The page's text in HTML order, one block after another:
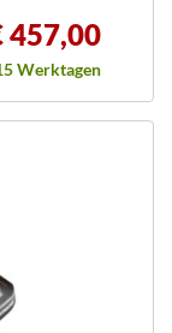
457,00
Werktagen